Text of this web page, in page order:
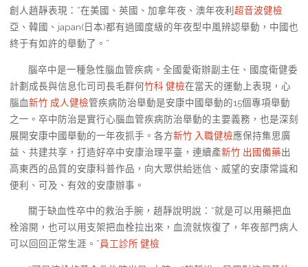
創人趙靜表現：“在美國、英國、加拿年夜、澳年夜利 超音波健檢
亞、韓國、japan(日本)都有過國度級的年夜型中風辨認舉動，中國也
終于有如許的舉動了。”
腦卒中是一種急性腦血管疾病。全國愛衛辦副主任、國度衛健委
計劃成長與信息化司司長毛群何竹科 健檢在當天的運動上表現，心
腦血新竹 成人健檢管疾病防治舉動是安康中國舉動的15個專項舉動
之一。卒中防治是實行心腦血管疾病防治舉動的主要義務，也是深刻
展開安康中國舉動的一年夜抓手。各方新竹 入職健檢應保持集思廣
益、共建共享，打造好卒中安康治理平臺，連續產新竹 出國備藥出
高東西的品質的安康科普作品，向大眾供給迷信、威望的安康常識和
便利、可及、有效的安康辦事。
關于缺血性卒中的救治手腕，趙靜說明說：“就是可以用藥把血
栓溶開，也可以用支架把血栓拉出來，血流就恢復了，年夜部門病人
可以回回正常生涯。”員工診所 健檢